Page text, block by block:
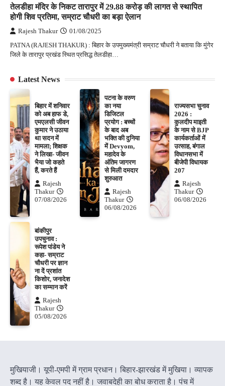
तेलडीहा मंदिर के निकट तारापुर में 29.88 करोड़ की लागत से स्थापित
होगी शिव प्रतिमा, सम्राट चौधरी का बड़ा ऐलान
Rajesh Thakur 01/08/2025
PATNA (RAJESH THAKUR) : बिहार के उपमुख्यमंत्री सम्राट चौधरी ने बताया कि मुंगेर
जिले के तारापुर प्रखंड स्थित प्रसिद्ध तेलडीहा…
Latest News
बिहार में शनिवार
को अब हाफ डे,
एमएलसी जीवन
कुमार ने उठाया
था सदन में
मामला; शिक्षक
ने लिखा- जीवन
भैया जो कहते
हैं, करते हैं
Rajesh
Thakur
07/08/2026
पटना के वरुण
का नया
डिजिटल
प्रयोग : बच्चों
के बाद अब
भक्ति की दुनिया
में Devyom,
महादेव के
अंतिम जागरण
से मिली दमदार
शुरुआत
Rajesh
Thakur
06/08/2026
राज्यसभा चुनाव
2026 :
कुलदीप माइती
के नाम से BJP
कार्यकर्ताओं में
उत्साह, बंगाल
विधानसभा में
बीजेपी विधायक
207
Rajesh
Thakur
06/08/2026
बांकीपुर
उपचुनाव :
रूपेश पांडेय ने
कहा- सम्राट
चौधरी पर ज्ञान
ना दें प्रशांत
किशोर, जनादेश
का सम्मान करें
Rajesh
Thakur
05/08/2026
मुखियाजी। यूपी-एमपी में ग्राम प्रधान। बिहार-झारखंड में मुखिया। व्यापक
शब्द है। यह केवल पद नहीं है। जवाबदेही का बोध कराता है। पंच में